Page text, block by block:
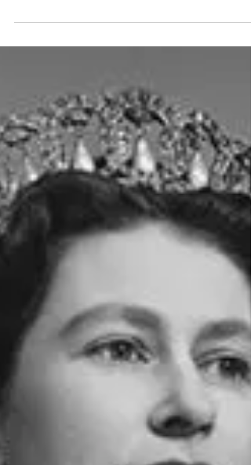
entretenait des relations suivies avec les
services de renseignement britannique